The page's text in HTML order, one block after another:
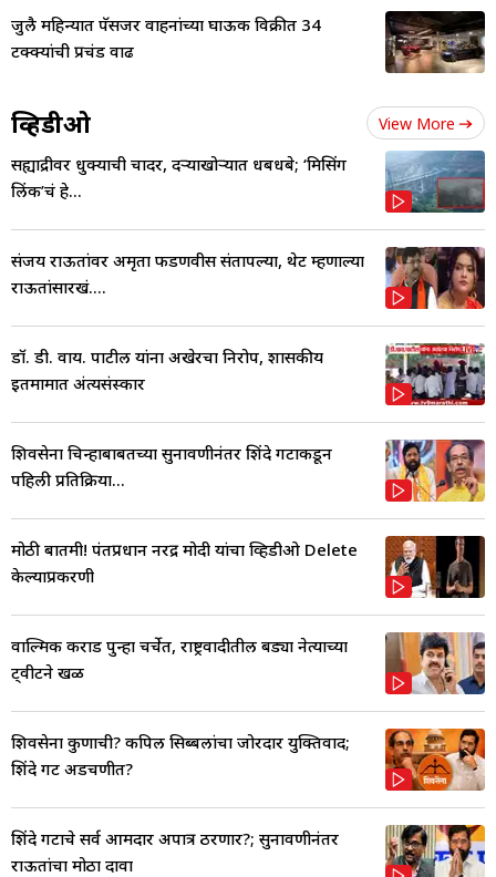
जुलै महिन्यात पॅसेंजर वाहनांच्या घाऊक विक्रीत 34
टक्क्यांची प्रचंड वाढ
व्हिडीओ View More
सह्याद्रीवर धुक्याची चादर, दऱ्याखोऱ्यात धबधबे; ‘मिसिंग
लिंक’चं हे...
संजय राऊतांवर अमृता फडणवीस संतापल्या, थेट म्हणाल्या
राऊतांसारखं....
डॉ. डी. वाय. पाटील यांना अखेरचा निरोप, शासकीय
इतमामात अंत्यसंस्कार
शिवसेना चिन्हाबाबतच्या सुनावणीनंतर शिंदे गटाकडून
पहिली प्रतिक्रिया...
मोठी बातमी! पंतप्रधान नरेंद्र मोदी यांचा व्हिडीओ Delete
केल्याप्रकरणी
वाल्मिक कराड पुन्हा चर्चेत, राष्ट्रवादीतील बड्या नेत्याच्या
ट्वीटने खळ
शिवसेना कुणाची? कपिल सिब्बलांचा जोरदार युक्तिवाद;
शिंदे गट अडचणीत?
शिंदे गटाचे सर्व आमदार अपात्र ठरणार?; सुनावणीनंतर
राऊतांचा मोठा दावा